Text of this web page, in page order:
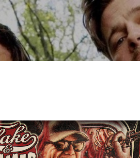
Accéder au contenu principal